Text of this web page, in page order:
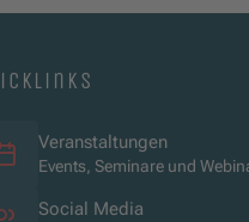
Veranstaltungen
Events, Seminare und
Social Media